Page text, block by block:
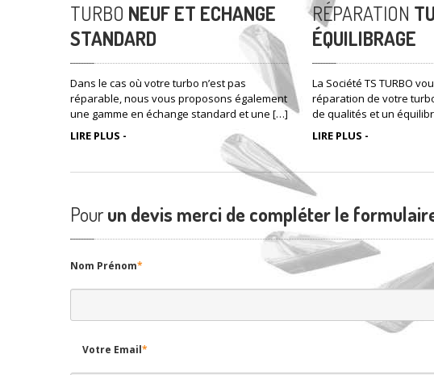
TURBO NEUF ET ECHANGE
STANDARD
Dans le cas où votre turbo n’est pas
réparable, nous vous proposons également
une gamme en échange standard et une […]
LIRE PLUS -
RÉPARATION
ÉQUILIBRAGE
La Société TS TURBO
réparation de votre
de qualités et un
LIRE PLUS -
Pourun devis merci de compléter le
Nom Prénom*
Votre Email*